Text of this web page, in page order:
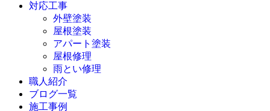
対応工事
外壁塗装
屋根塗装
アパート塗装
屋根修理
雨とい修理
職人紹介
ブログ一覧
施工事例